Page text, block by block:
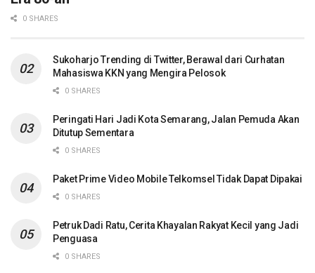
0 SHARES
Sukoharjo Trending di Twitter, Berawal dari Curhatan
Mahasiswa KKN yang Mengira Pelosok
0 SHARES
Peringati Hari Jadi Kota Semarang, Jalan Pemuda Akan
Ditutup Sementara
0 SHARES
Paket Prime Video Mobile Telkomsel Tidak Dapat Dipakai
0 SHARES
Petruk Dadi Ratu, Cerita Khayalan Rakyat Kecil yang Jadi
Penguasa
0 SHARES